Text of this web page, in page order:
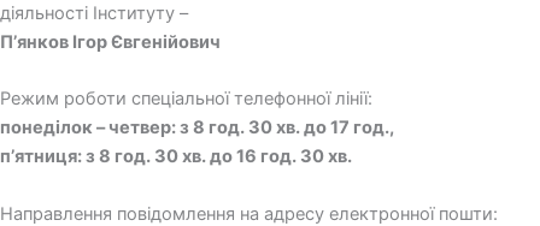
діяльності Інституту –
П’янков Ігор Євгенійович
Режим роботи спеціальної телефонної лінії:
понеділок – четвер: з 8 год. 30 хв. до 17 год.,
п’ятниця: з 8 год. 30 хв. до 16 год. 30 хв.
Направлення повідомлення на адресу електронної пошти: